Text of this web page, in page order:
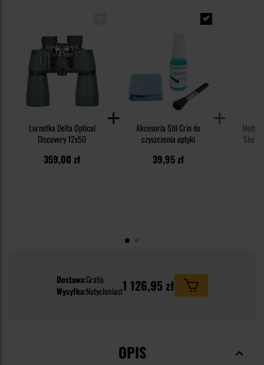
Lornetka Delta Optical
Discovery 12x50
359,00 zł
Akcesoria Stil Crin do
czyszczenia optyki
39,95 zł
Dostawa:Gratis
Wysyłka:Natychmiast1 126,95 zł
OPIS